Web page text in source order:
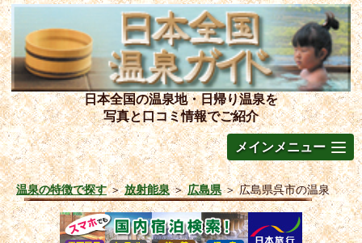
日本全国の温泉地・日帰り温泉を
写真と口コミ情報でご紹介
メインメニュー
温泉の特徴で探す＞放射能泉＞広島県＞広島県呉市の温泉